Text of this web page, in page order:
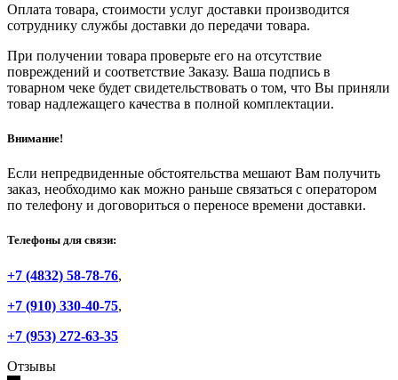
Оплата товара, стоимости услуг доставки производится
сотруднику службы доставки до передачи товара.
При получении товара проверьте его на отсутствие
повреждений и соответствие Заказу. Ваша подпись в
товарном чеке будет свидетельствовать о том, что Вы приняли
товар надлежащего качества в полной комплектации.
Внимание!
Если непредвиденные обстоятельства мешают Вам получить
заказ, необходимо как можно раньше связаться с оператором
по телефону и договориться о переносе времени доставки.
Телефоны для связи:
+7 (4832) 58-78-76,
+7 (910) 330-40-75,
+7 (953) 272-63-35
Отзывы